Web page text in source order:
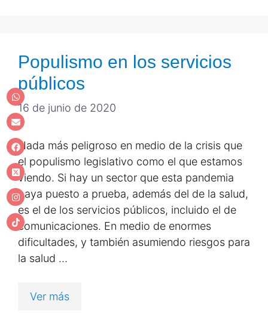
Populismo en los servicios
públicos
16 de junio de 2020
Nada más peligroso en medio de la crisis que
el populismo legislativo como el que estamos
viendo. Si hay un sector que esta pandemia
haya puesto a prueba, además del de la salud,
es el de los servicios públicos, incluido el de
comunicaciones. En medio de enormes
dificultades, y también asumiendo riesgos para
la salud …
Ver más